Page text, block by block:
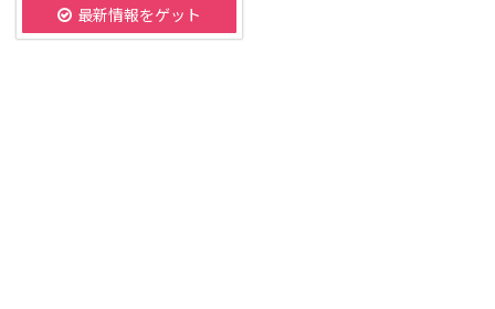
最新情報をゲット